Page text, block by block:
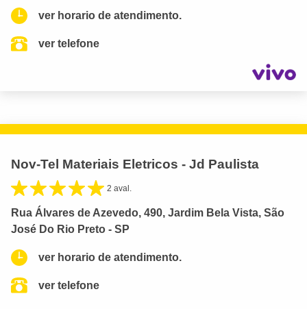
ver horario de atendimento.
ver telefone
Nov-Tel Materiais Eletricos - Jd Paulista
2 aval.
Rua Álvares de Azevedo, 490, Jardim Bela Vista, São
José Do Rio Preto - SP
ver horario de atendimento.
ver telefone